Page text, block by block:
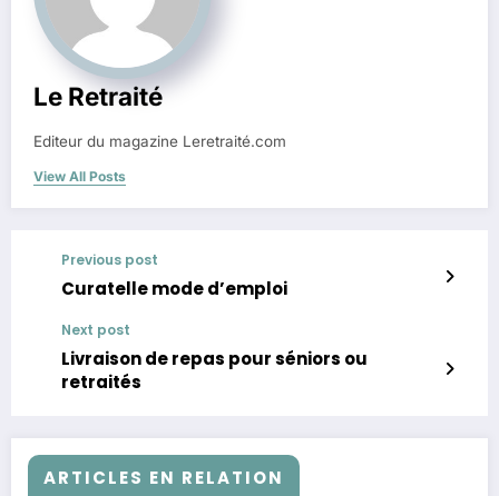
Le Retraité
Editeur du magazine Leretraité.com
View All Posts
Previous post
Curatelle mode d’emploi
Next post
Livraison de repas pour séniors ou
retraités
ARTICLES EN RELATION